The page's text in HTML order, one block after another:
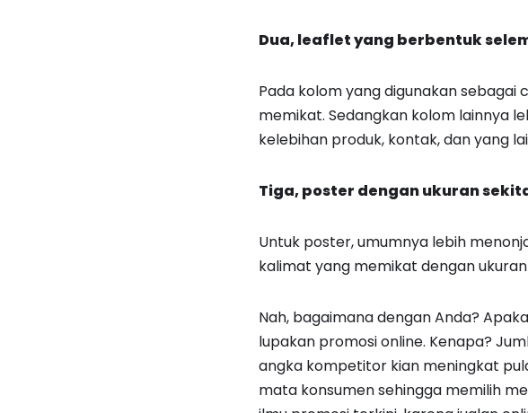
Dua, leaflet yang berbentuk
Pada kolom yang digunakan
memikat. Sedangkan kolom lainnya
kelebihan produk, kontak, dan yang
Tiga, poster dengan ukuran
Untuk poster, umumnya lebih
kalimat yang memikat dengan
Nah, bagaimana dengan Anda?
lupakan promosi online. Kenapa?
angka kompetitor kian meningkat
mata konsumen sehingga memilih